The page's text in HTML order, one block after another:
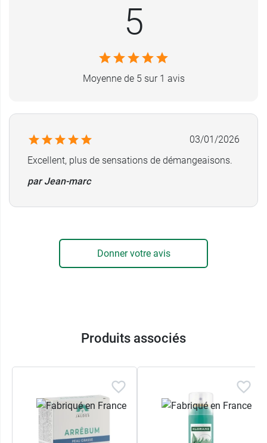
Et pour le corps, pensez au
5
Moyenne de 5 sur 1 avis
03/01/2026
Excellent, plus de sensations de démangeaisons.
par Jean-marc
Donner votre avis
Produits associés